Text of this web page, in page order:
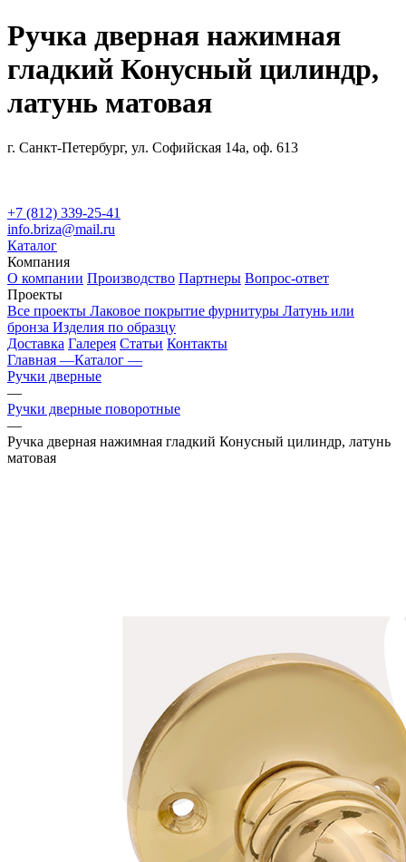
Ручка дверная нажимная
гладкий Конусный цилиндр,
латунь матовая
г. Санкт-Петербург, ул. Софийская 14а, оф. 613
+7 (812) 339-25-41
info.briza@mail.ru
Каталог
Компания
О компании Производство Партнеры Вопрос-ответ
Проекты
Все проекты Лаковое покрытие фурнитуры Латунь или
бронза Изделия по образцу
Доставка Галерея Статьи Контакты
Главная —Каталог —
Ручки дверные
—
Ручки дверные поворотные
—
Ручка дверная нажимная гладкий Конусный цилиндр, латунь
матовая